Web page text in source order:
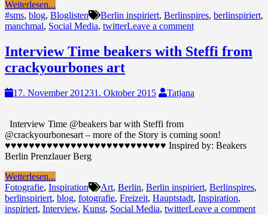
Weiterlesen...
#sms, blog, Bloglisten Berlin inspiriert, Berlinspires, berlinspiriert,
manchmal, Social Media, twitterLeave a comment
Interview Time beakers with Steffi from
crackyourbones art
17. November 201231. Oktober 2015 Tatjana
Interview Time @beakers bar with Steffi from
@crackyourbonesart – more of the Story is coming soon!
♥♥♥♥♥♥♥♥♥♥♥♥♥♥♥♥♥♥♥♥♥♥♥♥♥♥♥ Inspired by: Beakers
Berlin Prenzlauer Berg
Weiterlesen...
Fotografie, Inspiration Art, Berlin, Berlin inspiriert, Berlinspires,
berlinspiriert, blog, fotografie, Freizeit, Hauptstadt, Inspiration,
inspiriert, Interview, Kunst, Social Media, twitterLeave a comment